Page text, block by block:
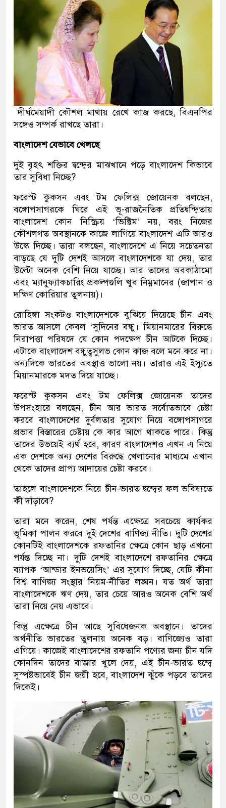
দীর্ঘমেয়াদী কৌশল মাথায় রেখে কাজ করছে, বিএনপির
সঙ্গেও সম্পর্ক রাখছে তারা।
বাংলাদেশ যেভাবে খেলছে
দুই বৃহৎ শক্তির দ্বন্দ্বের মাঝখানে পড়ে বাংলাদেশ কিভাবে
তার সুবিধা নিচ্ছে?
ফরেস্ট কুকসন এবং টম ফেলিক্স জোয়েনক বলছেন,
বঙ্গোপসাগরকে ঘিরে এই ভূ-রাজনৈতিক প্রতিদ্বন্দ্বিতায়
বাংলাদেশ কোন নিস্ক্রিয় ‘ভিক্টিম’ নয়, বরং নিজের
কৌশলগত অবস্থানকে কাজে লাগিয়ে বাংলাদেশ এটি আরও
উস্কে দিচ্ছে। তারা বলছেন, বাংলাদেশে এ নিয়ে সচেতনতা
বাড়ছে যে দুটি দেশই আসলে বাংলাদেশকে যা দেয়, তার
উল্টো অনেক বেশি নিয়ে যাচ্ছে। আর তাদের অবকাঠামো
এবং ম্যানুফ্যাকচারিং প্রকল্পগুলি খুব নিম্নমানের (জাপান ও
দক্ষিণ কোরিয়ার তুলনায়)।
রোহিঙ্গা সংকটও বাংলাদেশকে বুঝিয়ে দিয়েছে চীন এবং
ভারত আসলে কেবল ‘সুদিনের বন্ধু। মিয়ানমারের বিরুদ্ধে
নিরাপত্তা পরিষদে যে কোন পদক্ষেপ চীন আটকে দিচ্ছে।
এটাকে বাংলাদেশ বন্ধুত্বসুলভ কোন কাজ বলে মনে করে না।
অন্যদিকে ভারতের অবস্থাও ভালো নয়। তারাও এই ইস্যুতে
মিয়ানমারকে মদত দিয়ে যাচ্ছে।
ফরেস্ট কুকসন এবং টম ফেলিক্স জোয়েনক তাদের
উপসংহারে বলছেন, চীন আর ভারত সর্বোতভাবে চেষ্টা
করবে বাংলাদেশের দুর্বলতার সুযোগ নিয়ে বঙ্গোপসাগরে
প্রভাব বিস্তারের চেষ্টায় কে কার আগে থাকতে পারে। কিন্তু
তাদের উভয়েই ব্যর্থ হবে, কারণ বাংলাদেশও এখন এ নিয়ে
এক দেশকে অন্য দেশের বিরুদ্ধে খেলানোর মাধ্যমে এখান
থেকে তাদের প্রাপ্য আদায়ের চেষ্টা করবে।
তাহলে বাংলাদেশকে নিয়ে চীন-ভারত দ্বন্দ্বের ফল ভবিষ্যতে
কী দাঁড়াবে?
তারা মনে করেন, শেষ পর্যন্ত এক্ষেত্রে সবচেয়ে কার্যকর
ভূমিকা পালন করবে দুই দেশের বাণিজ্য নীতি। দুটি দেশের
কোনটিই বাংলাদেশকে রফতানির ক্ষেত্রে কোন ছাড় এখনো
পর্যন্ত দিচ্ছে না। দুটি দেশই বাংলাদেশে রফতানির ক্ষেত্রে
ব্যাপক ‘আন্ডার ইনভয়েসিং’ এর সুযোগ দিচ্ছে, যেটি কীনা
বিশ্ব বাণিজ্য সংস্থার নিয়ম-নীতির লঙ্ঘন। যত অর্থ তারা
বাংলাদেশকে ঋণ দেয়, তার চেয়ে আরও অনেক বেশি অর্থ
তারা নিয়ে নেয় এভাবে।
কিন্তু এক্ষেত্রে চীন আছে সুবিধেজনক অবস্থানে। তাদের
অর্থনীতি ভারতের তুলনায় অনেক বড়। বাণিজ্যেও তারা
এগিয়ে। কাজেই বাংলাদেশের রফতানি পণ্যের জন্য চীন যদি
কোনদিন তাদের বাজার খুলে দেয়, এই চীন-ভারত দ্বন্দ্বে
সুস্পষ্টভাবেই চীন জয়ী হবে, বাংলাদেশ ঝুঁকে পড়বে তাদের
দিকেই।